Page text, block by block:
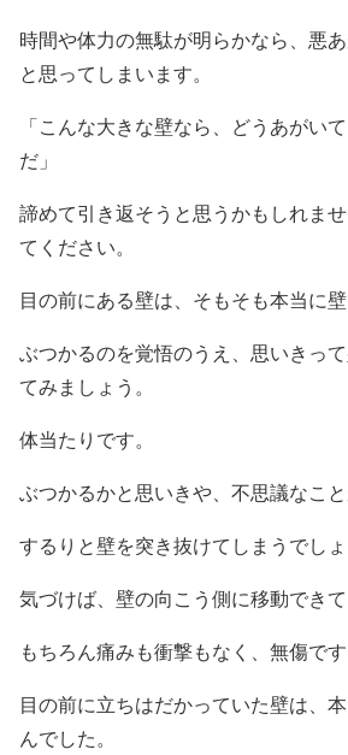
時間や体力の無駄が明らかなら、悪
と思ってしまいます。
「こんな大きな壁なら、どうあがい
だ」
諦めて引き返そうと思うかもしれま
てください。
目の前にある壁は、そもそも本当に壁
ぶつかるのを覚悟のうえ、思いきっ
てみましょう。
体当たりです。
ぶつかるかと思いきや、不思議なこと
するりと壁を突き抜けてしまうでしょ
気づけば、壁の向こう側に移動できて
もちろん痛みも衝撃もなく、無傷です
目の前に立ちはだかっていた壁は、
んでした。